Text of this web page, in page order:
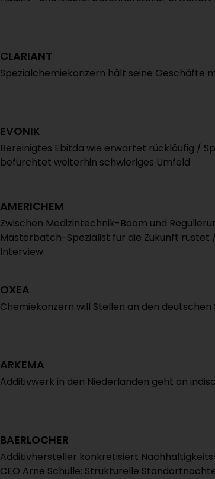
CLARIANT
Spezialchemiekonzern hält seine Geschäfte
EVONIK
Bereinigtes Ebitda wie erwartet rückläufig /
befürchtet weiterhin schwieriges Umfeld
AMERICHEM
Zwischen Medizintechnik-Boom und
Masterbatch-Spezialist für die Zukunft rüstet
Interview
OXEA
Chemiekonzern will Stellen an den
ARKEMA
Additivwerk in den Niederlanden geht an
BAERLOCHER
Additivhersteller konkretisiert
CEO Arne Schulle: Strukturelle